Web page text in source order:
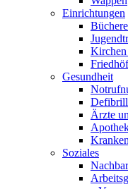
Einrichtungen
Kirchen
Gesundheit
Ärzte
Soziales